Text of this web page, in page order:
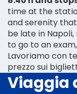
time at the
and serenity
be late in
to go to an
Lavoriamo con
prezzo sui
Viaggia